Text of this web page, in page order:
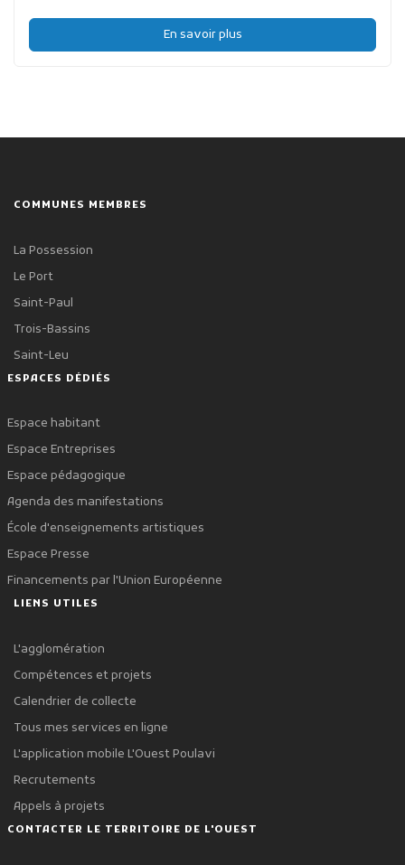
En savoir plus
COMMUNES MEMBRES
La Possession
Le Port
Saint-Paul
Trois-Bassins
Saint-Leu
ESPACES DÉDIÉS
Espace habitant
Espace Entreprises
Espace pédagogique
Agenda des manifestations
École d'enseignements artistiques
Espace Presse
Financements par l'Union Européenne
LIENS UTILES
L'agglomération
Compétences et projets
Calendrier de collecte
Tous mes services en ligne
L'application mobile L'Ouest Poulavi
Recrutements
Appels à projets
CONTACTER LE TERRITOIRE DE L'OUEST